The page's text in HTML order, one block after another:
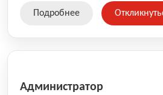
Подробнее
Администратор